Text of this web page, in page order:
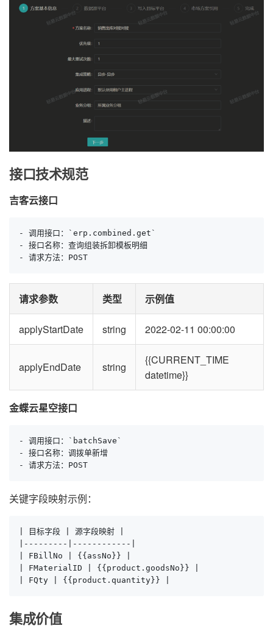
接口技术规范
吉客云接口
- 调用接口：`erp.combined.get`
- 接口名称：查询组装拆卸模板明细
- 请求方法：POST
请求参数 类型 示例值
applyStartDate string 2022-02-11 00:00:00
applyEndDate string
{{CURRENT_TIME
datetime}}
金蝶云星空接口
- 调用接口：`batchSave`
- 接口名称：调拨单新增
- 请求方法：POST
关键字段映射示例：
| 目标字段 | 源字段映射 |
|---------|------------|
| FBillNo | {{assNo}} |
| FMaterialID | {{product.goodsNo}} |
| FQty | {{product.quantity}} |
集成价值